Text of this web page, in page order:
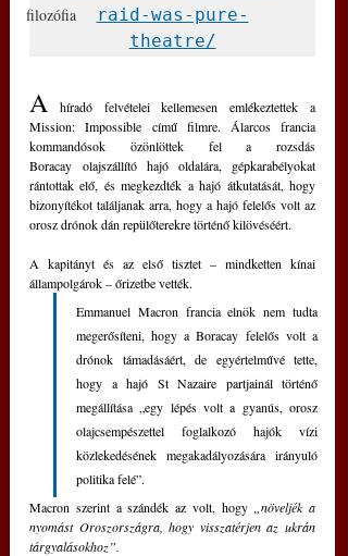
filozófia
raid-was-pure-
theatre/
A híradó felvételei kellemesen emlékeztettek a
Mission: Impossible című filmre. Álarcos francia
kommandósok özönlöttek fel a rozsdás
Boracay olajszállító hajó oldalára, gépkarabélyokat
rántottak elő, és megkezdték a hajó átkutatását, hogy
bizonyítékot találjanak arra, hogy a hajó felelős volt az
orosz drónok dán repülőterekre történő kilövéséért.
A kapitányt és az első tisztet – mindketten kínai
állampolgárok – őrizetbe vették.
Emmanuel Macron francia elnök nem tudta
megerősíteni, hogy a Boracay felelős volt a
drónok támadásáért, de egyértelművé tette,
hogy a hajó St Nazaire partjainál történő
megállítása „egy lépés volt a gyanús, orosz
olajcsempészettel foglalkozó hajók vízi
közlekedésének megakadályozására irányuló
politika felé”.
Macron szerint a szándék az volt, hogy
„növeljék a
nyomást Oroszországra, hogy visszatérjen az ukrán
tárgyalásokhoz”.